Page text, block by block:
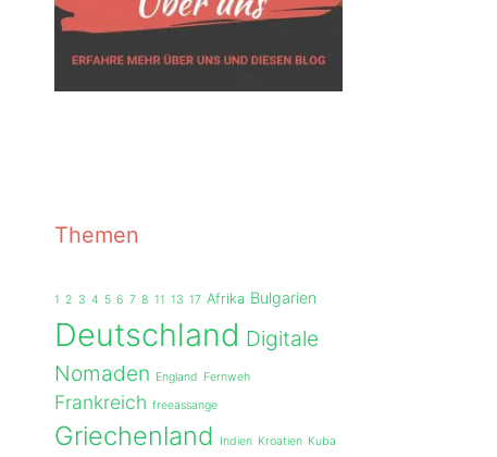
Themen
1 2 3 4 5 6 7 8 11 13 17 Afrika Bulgarien
Deutschland Digitale
Nomaden England Fernweh
Frankreich freeassange
Griechenland Indien Kroatien Kuba